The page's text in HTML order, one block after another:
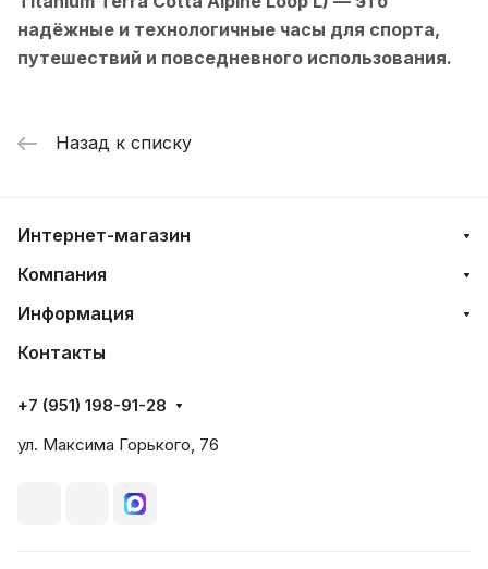
надёжные и технологичные часы для спорта,
путешествий и повседневного использования.
Назад к списку
Интернет-магазин
Компания
Информация
Контакты
+7 (951) 198-91-28
ул. Максима Горького, 76